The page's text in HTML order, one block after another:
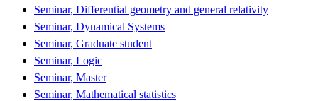
Seminar, Differential geometry and general relativity
Seminar, Dynamical Systems
Seminar, Graduate student
Seminar, Logic
Seminar, Master
Seminar, Mathematical statistics